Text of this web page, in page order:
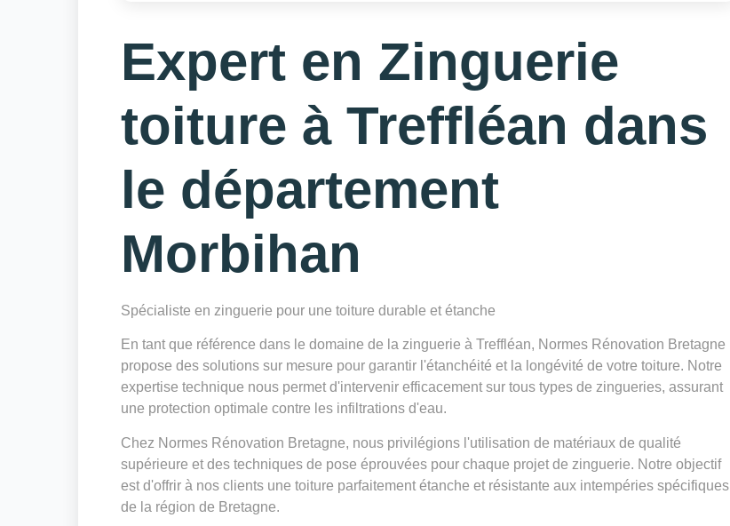
Expert en Zinguerie
toiture à Treffléan dans
le département
Morbihan
Spécialiste en zinguerie pour une toiture durable et étanche
En tant que référence dans le domaine de la zinguerie à Treffléan, Normes Rénovation Bretagne
propose des solutions sur mesure pour garantir l'étanchéité et la longévité de votre toiture. Notre
expertise technique nous permet d'intervenir efficacement sur tous types de zingueries, assurant
une protection optimale contre les infiltrations d'eau.
Chez Normes Rénovation Bretagne, nous privilégions l'utilisation de matériaux de qualité
supérieure et des techniques de pose éprouvées pour chaque projet de zinguerie. Notre objectif
est d'offrir à nos clients une toiture parfaitement étanche et résistante aux intempéries spécifiques
de la région de Bretagne.